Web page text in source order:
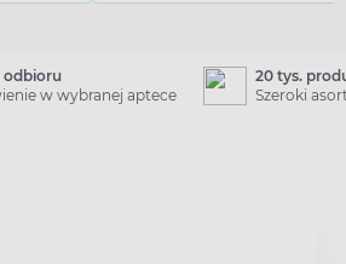
odbioru
w wybranej aptece
20 tys.
Szeroki